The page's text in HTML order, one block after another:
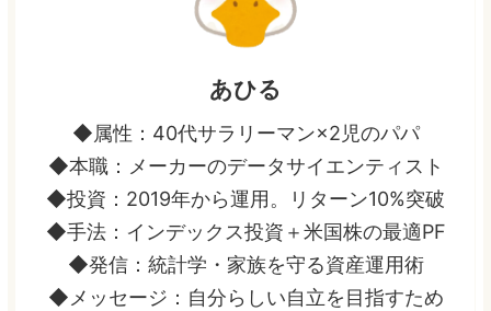
あひる
◆属性：40代サラリーマン×2児のパパ
◆本職：メーカーのデータサイエンティスト
◆投資：2019年から運用。リターン10%突破
◆手法：インデックス投資＋米国株の最適PF
◆発信：統計学・家族を守る資産運用術
◆メッセージ：自分らしい自立を目指すため